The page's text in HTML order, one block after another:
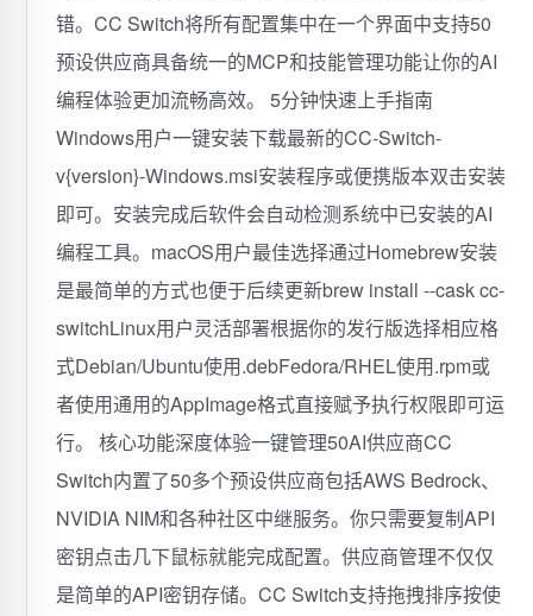
错。CC Switch将所有配置集中在一个界面中支持50
预设供应商具备统一的MCP和技能管理功能让你的AI
编程体验更加流畅高效。 5分钟快速上手指南
Windows用户一键安装下载最新的CC-Switch-
v{version}-Windows.msi安装程序或便携版本双击安装
即可。安装完成后软件会自动检测系统中已安装的AI
编程工具。macOS用户最佳选择通过Homebrew安装
是最简单的方式也便于后续更新brew install --cask cc-
switchLinux用户灵活部署根据你的发行版选择相应格
式Debian/Ubuntu使用.debFedora/RHEL使用.rpm或
者使用通用的AppImage格式直接赋予执行权限即可运
行。 核心功能深度体验一键管理50AI供应商CC
Switch内置了50多个预设供应商包括AWS Bedrock、
NVIDIA NIM和各种社区中继服务。你只需要复制API
密钥点击几下鼠标就能完成配置。供应商管理不仅仅
是简单的API密钥存储。CC Switch支持拖拽排序按使